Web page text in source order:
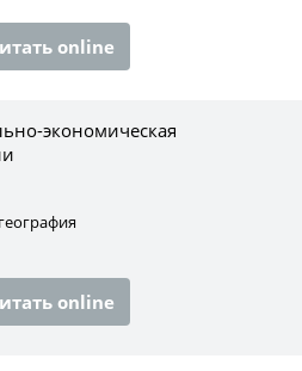
online
экономическая
online